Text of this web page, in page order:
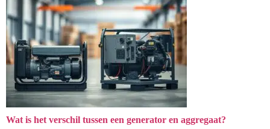
Wat is het verschil tussen een generator en aggregaat?